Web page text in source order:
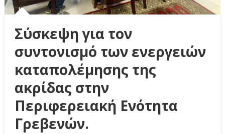
Σύσκεψη για τον
συντονισμό των ενεργειών
καταπολέμησης της
ακρίδας στην
Περιφερειακή Ενότητα
Γρεβενών.